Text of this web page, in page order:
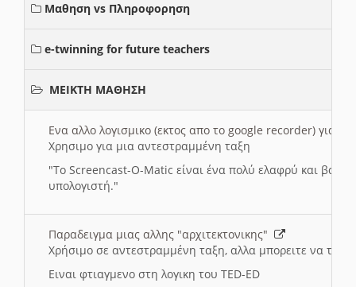
Μαθηση vs Πληροφορηση
e-twinning for future teachers
ΜΕΙΚΤΗ ΜΑΘΗΣΗ
Ενα αλλο λογισμικο (εκτος απο το google recorder) για
Χρησιμο για μια αντεστραμμένη ταξη
"To Screencast-O-Matic είναι ένα πολύ ελαφρύ και
υπολογιστή."
Παραδειγμα μιας αλλης "αρχιτεκτονικης"
Χρήσιμο σε αντεστραμμένη ταξη, αλλα μπορειτε να το
Ειναι φτιαγμενο στη λογικη του TED-ED